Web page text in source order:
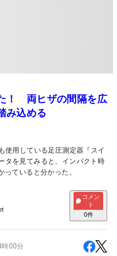
！ 両ヒザの間隔を広
み込める
使用している足圧測定器『スイ
タを見てみると、インパクト時
っていると分かった。
コメン
ト
0件
00分